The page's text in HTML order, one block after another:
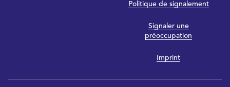
Politique de signalement
Signaler une
préoccupation
Imprint